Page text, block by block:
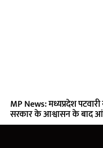
MP News: मध्यप्रदेश
सरकार के आश्वासन के बाद